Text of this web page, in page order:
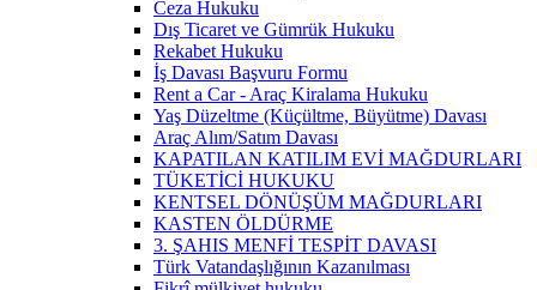
Ceza Hukuku
Dış Ticaret ve Gümrük Hukuku
Rekabet Hukuku
İş Davası Başvuru Formu
Rent a Car - Araç Kiralama Hukuku
Yaş Düzeltme (Küçültme, Büyütme) Davası
Araç Alım/Satım Davası
KAPATILAN KATILIM EVİ MAĞDURLARI
TÜKETİCİ HUKUKU
KENTSEL DÖNÜŞÜM MAĞDURLARI
KASTEN ÖLDÜRME
3. ŞAHIS MENFİ TESPİT DAVASI
Türk Vatandaşlığının Kazanılması